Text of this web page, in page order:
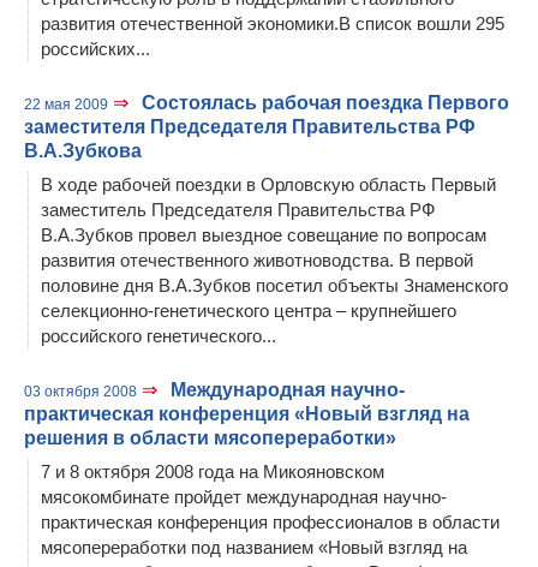
развития отечественной экономики.В список вошли 295
российских...
22 мая 2009 ⇒
Состоялась рабочая поездка Первого
заместителя Председателя Правительства РФ
В.А.Зубкова
В ходе рабочей поездки в Орловскую область Первый
заместитель Председателя Правительства РФ
В.А.Зубков провел выездное совещание по вопросам
развития отечественного животноводства. В первой
половине дня В.А.Зубков посетил объекты Знаменского
селекционно-генетического центра – крупнейшего
российского генетического...
03 октября 2008 ⇒
Международная научно-
практическая конференция «Новый взгляд на
решения в области мясопереработки»
7 и 8 октября 2008 года на Микояновском
мясокомбинате пройдет международная научно-
практическая конференция профессионалов в области
мясопереработки под названием «Новый взгляд на